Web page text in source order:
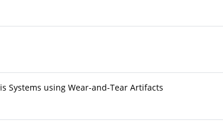
Systems using Wear-and-Tear Artifacts